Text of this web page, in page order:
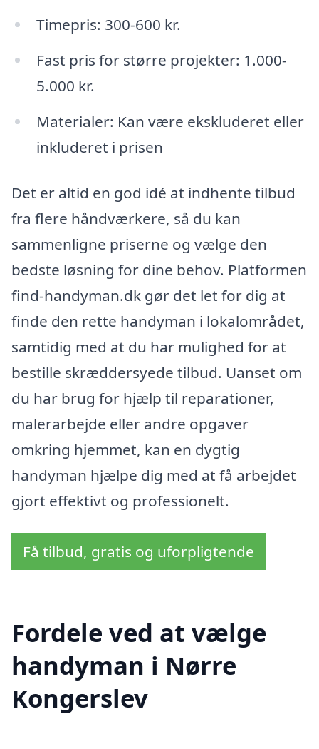
Timepris: 300-600 kr.
Fast pris for større projekter: 1.000-
5.000 kr.
Materialer: Kan være ekskluderet eller
inkluderet i prisen
Det er altid en god idé at indhente tilbud
fra flere håndværkere, så du kan
sammenligne priserne og vælge den
bedste løsning for dine behov. Platformen
find-handyman.dk gør det let for dig at
finde den rette handyman i lokalområdet,
samtidig med at du har mulighed for at
bestille skræddersyede tilbud. Uanset om
du har brug for hjælp til reparationer,
malerarbejde eller andre opgaver
omkring hjemmet, kan en dygtig
handyman hjælpe dig med at få arbejdet
gjort effektivt og professionelt.
Få tilbud, gratis og uforpligtende
Fordele ved at vælge
handyman i Nørre
Kongerslev